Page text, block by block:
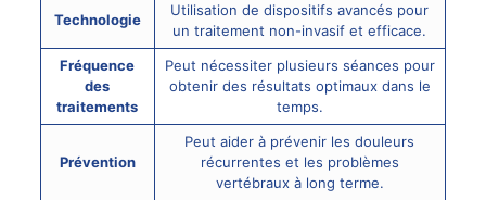
Technologie
Utilisation de dispositifs avancés pour
un traitement non-invasif et efficace.
Fréquence
des
traitements
Peut nécessiter plusieurs séances pour
obtenir des résultats optimaux dans le
temps.
Prévention
Peut aider à prévenir les douleurs
récurrentes et les problèmes
vertébraux à long terme.